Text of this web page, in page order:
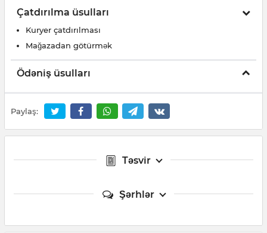
Çatdırılma üsulları
Kuryer çatdırılması
Mağazadan götürmək
Ödəniş üsulları
Paylaş:
Təsvir
Şərhlər